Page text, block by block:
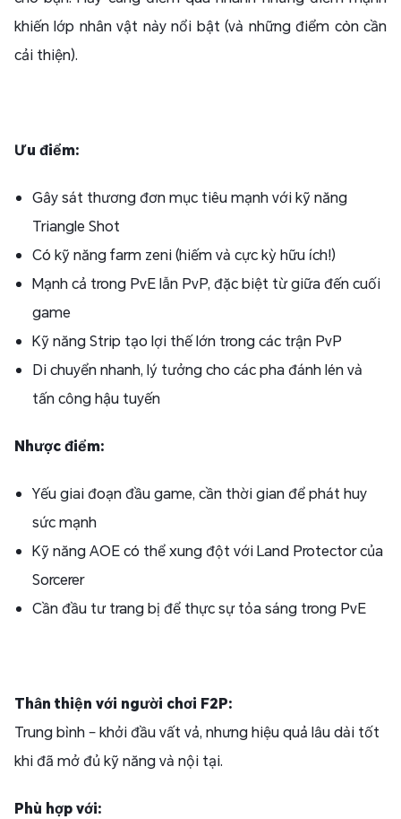
khiến lớp nhân vật này nổi bật (và những điểm còn cần
cải thiện).
Ưu điểm:
Gây sát thương đơn mục tiêu mạnh với kỹ năng
Triangle Shot
Có kỹ năng farm zeni (hiếm và cực kỳ hữu ích!)
Mạnh cả trong PvE lẫn PvP, đặc biệt từ giữa đến cuối
game
Kỹ năng Strip tạo lợi thế lớn trong các trận PvP
Di chuyển nhanh, lý tưởng cho các pha đánh lén và
tấn công hậu tuyến
Nhược điểm:
Yếu giai đoạn đầu game, cần thời gian để phát huy
sức mạnh
Kỹ năng AOE có thể xung đột với Land Protector của
Sorcerer
Cần đầu tư trang bị để thực sự tỏa sáng trong PvE
Thân thiện với người chơi F2P:
Trung bình – khởi đầu vất vả, nhưng hiệu quả lâu dài tốt
khi đã mở đủ kỹ năng và nội tại.
Phù hợp với: